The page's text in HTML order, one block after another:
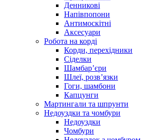
Денникові
Напівпопони
Антимоскітні
Аксесуари
Робота на корді
Корди, перехідники
Сіделки
Шамбар’єри
Шлеї, розв’язки
Гоги, шамбони
Капцунги
Мартингали та шпрунти
Недоуздки та чомбури
Недоуздки
Чомбури